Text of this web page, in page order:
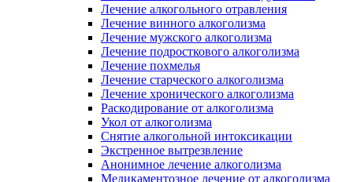
Лечение алкогольного отравления
Лечение винного алкоголизма
Лечение мужского алкоголизма
Лечение подросткового алкоголизма
Лечение похмелья
Лечение старческого алкоголизма
Лечение хронического алкоголизма
Раскодирование от алкоголизма
Укол от алкоголизма
Снятие алкогольной интоксикации
Экстренное вытрезвление
Анонимное лечение алкоголизма
Медикаментозное лечение от алкоголизма